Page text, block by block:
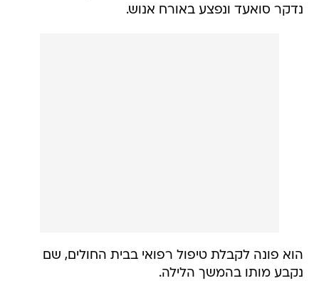
נדקר סואעד ונפצע באורח אנוש.
הוא פונה לקבלת טיפול רפואי בבית החולים, שם
נקבע מותו בהמשך הלילה.